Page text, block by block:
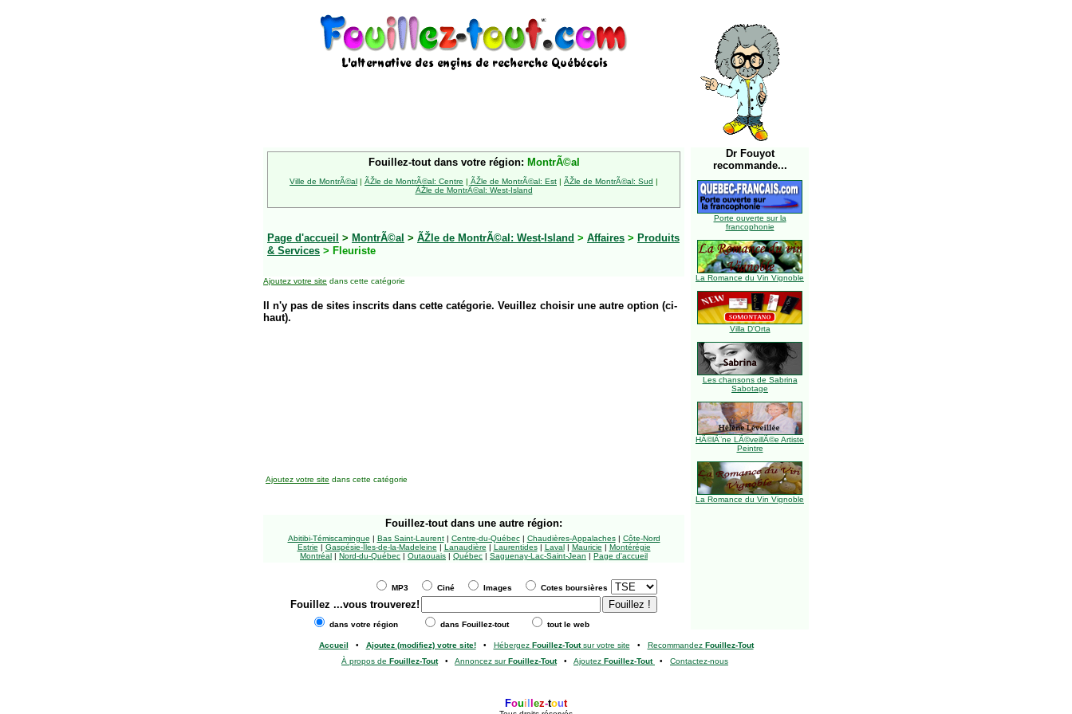
Fouillez-tout dans votre région: MontrÃ©al
Ville de MontrÃ©al | ÃŽle de MontrÃ©al: Centre | ÃŽle de MontrÃ©al: Est | ÃŽle de MontrÃ©al: Sud |
ÃŽle de MontrÃ©al: West-Island
Page d'accueil > MontrÃ©al > ÃŽle de MontrÃ©al: West-Island > Affaires > Produits
& Services > Fleuriste
Ajoutez votre site dans cette catégorie
Il n'y pas de sites inscrits dans cette catégorie. Veuillez choisir une autre option (ci-
haut).
Dr Fouyot
recommande...
Porte ouverte sur la
francophonie
La Romance du Vin Vignoble
Villa D'Orta
Les chansons de Sabrina
Sabotage
HÃ©lÃ¨ne LÃ©veillÃ©e Artiste
Peintre
La Romance du Vin Vignoble
Ajoutez votre site dans cette catégorie
Fouillez-tout dans une autre région:
Abitibi-Témiscamingue | Bas Saint-Laurent| Centre-du-Québec| Chaudières-Appalaches| Côte-Nord
Estrie | Gaspésie-Îles-de-la-Madeleine | Lanaudière | Laurentides| Laval| Mauricie | Montérégie
Montréal | Nord-du-Québec | Outaouais | Québec | Saguenay-Lac-Saint-Jean | Page d'accueil
MP3 Ciné Images Cotes boursières
Fouillez ...vous trouverez!
dans votre région dans Fouillez-tout tout le web
Accueil • Ajoutez (modifiez) votre site!• Hébergez Fouillez-Toutsur votre site • Recommandez Fouillez-Tout
À propos de Fouillez-Tout• Annoncez surFouillez-Tout• Ajoutez Fouillez-Tout • Contactez-nous
Foui ez-tout